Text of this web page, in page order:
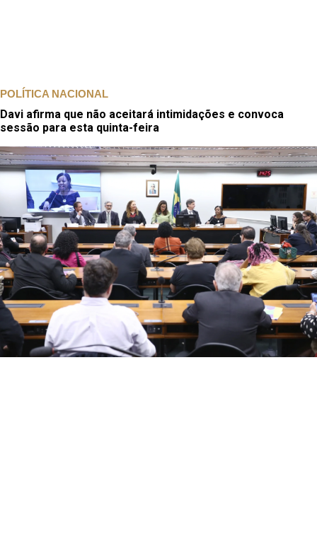
POLÍTICA NACIONAL
Davi afirma que não aceitará intimidações e convoca
sessão para esta quinta-feira